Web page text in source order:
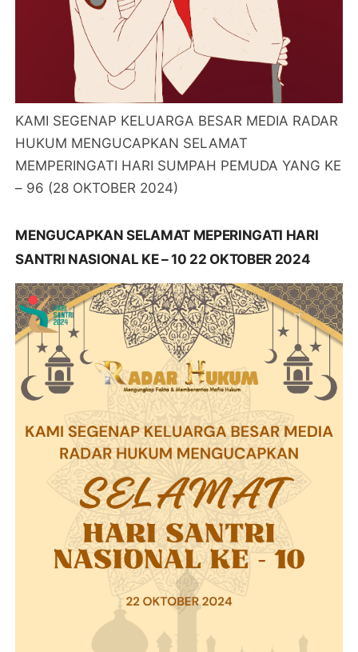
KAMI SEGENAP KELUARGA BESAR MEDIA RADAR
HUKUM MENGUCAPKAN SELAMAT
MEMPERINGATI HARI SUMPAH PEMUDA YANG KE
– 96 (28 OKTOBER 2024)
MENGUCAPKAN SELAMAT MEPERINGATI HARI
SANTRI NASIONAL KE – 10 22 OKTOBER 2024